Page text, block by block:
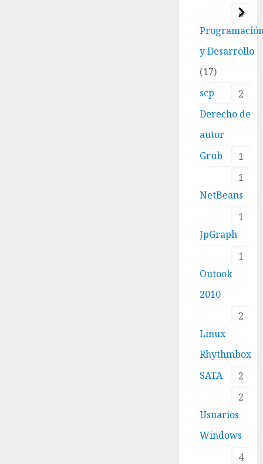
4
y Desarrollo
17
scp
2
Derecho de
autor
1
Grub
1
NetBeans
1
JpGraph
1
Outook
2010
2
Linux
Rhythmbox
2
SATA
2
Usuarios
Windows
4